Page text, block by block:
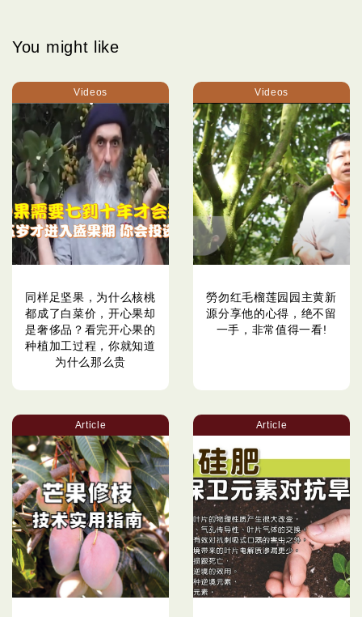
You might like
Videos
同样足坚果，为什么核桃
都成了白菜价，开心果却
是奢侈品？看完开心果的
种植加工过程，你就知道
为什么那么贵
Videos
勞勿红毛榴莲园园主黄新
源分享他的心得，绝不留
一手，非常值得一看!
Article Article